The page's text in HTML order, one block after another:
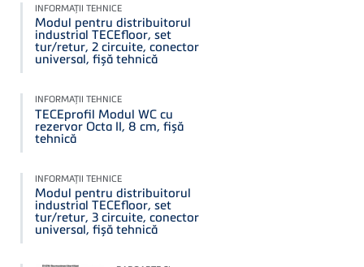
INFORMAŢII TEHNICE
Modul pentru distribuitorul
industrial TECEfloor, set
tur/retur, 2 circuite, conector
universal, fișă tehnică
INFORMAŢII TEHNICE
TECEprofil Modul WC cu
rezervor Octa II, 8 cm, fișă
tehnică
INFORMAŢII TEHNICE
Modul pentru distribuitorul
industrial TECEfloor, set
tur/retur, 3 circuite, conector
universal, fișă tehnică